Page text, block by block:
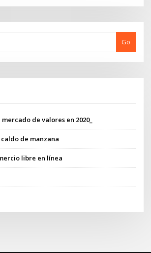
Go
de valores en 2020_
de manzana
libre en línea